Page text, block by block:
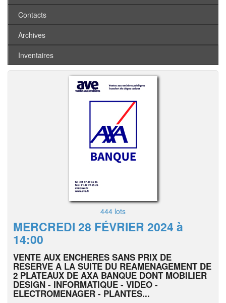
Contacts
Archives
Inventaires
444 lots
MERCREDI 28 FÉVRIER 2024 à
14:00
VENTE AUX ENCHERES SANS PRIX DE
RESERVE A LA SUITE DU REAMENAGEMENT DE
2 PLATEAUX DE AXA BANQUE DONT MOBILIER
DESIGN - INFORMATIQUE - VIDEO -
ELECTROMENAGER - PLANTES...